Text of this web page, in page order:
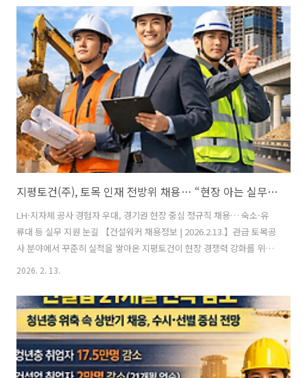
춘 지원자를 적극적으로 찾고 있다.【채용 개요】이번 공개채용은 신입
과 경력 모두 지원 가능하며, 프로젝트 수행 역량과 직무 적합성을 중점
평가한다. 회사 측은 스펙 중심보다 실무역량과 성장 잠재력, 협업 태도
와 도전정신을 더 중요하게 본다는 입장이다.모집 분야: 건축(공사·공
무), 토목, 기계(설비), 전기, 안전, 품질, CS 등지원 자격: 관련 ..
지평토건(주), 토목 인재 전방위 채용… “현장 아는 실무형 인재 찾는다”
LH·지자체 공사 경험자 우대, 경기권 현장 중심 정규직 채용… 숙소·유
류대 등 실무 지원 눈길 【건설워커 채용정보 | 2026.2.13.】관급 토목공
사 분야에서 꾸준히 실적을 쌓아온 지평토건이 현장 경쟁력 강화를 위해
신입 및 경력 인재 확보에 나섰다. 단지조성·도로·전력구 등 공공 인프
다.■ 현장 시공부터 공무·안전까지 실무 포지션 채용이번 채용은 토목
분야 3개 직무가 대상이다. 토목 시공 직무는 단지조성, 전력구, 도로공
사 경험자를 우대하며 신입과 경력 모두 지원 가능하다. LH공사 및 지자
체 발주 공사 참여 경험이 있거나 관련 자격증을 갖춘 지원자라면 경쟁력
이 높다. 토목 공무는 경력직 중심 선발이다. 관급공사 공무 경험과 함..
2026. 2. 13.